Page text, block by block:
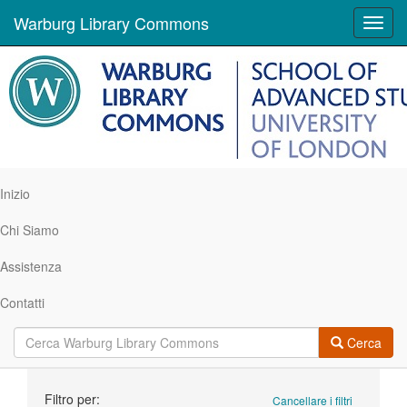
Warburg Library Commons
Inizio
Chi Siamo
Assistenza
Contatti
Cerca
Cancellare i filtri
Filtro per: